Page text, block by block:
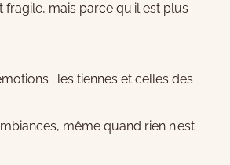
fragile, mais parce qu'il est plus
: les tiennes et celles des
même quand rien n'est